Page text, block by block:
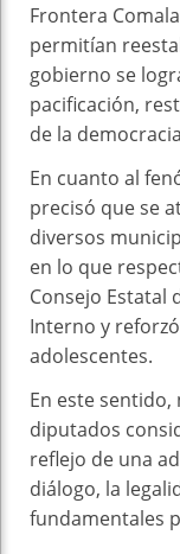
Frontera
permitían
gobierno se
pacificación,
de la
En cuanto al
precisó que se
diversos
en lo que
Consejo Estatal
Interno y
adolescentes.
En este
diputados
reflejo de una
diálogo, la
fundamentales